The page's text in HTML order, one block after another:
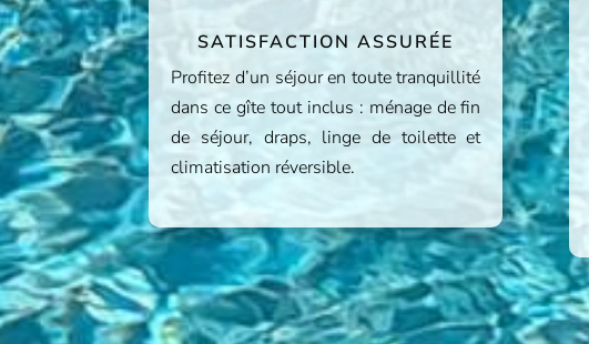
SATISFACTION ASSURÉE
Profitez d’un séjour en toute tranquillité
dans ce gîte tout inclus : ménage de fin
de séjour, draps, linge de toilette et
climatisation réversible.